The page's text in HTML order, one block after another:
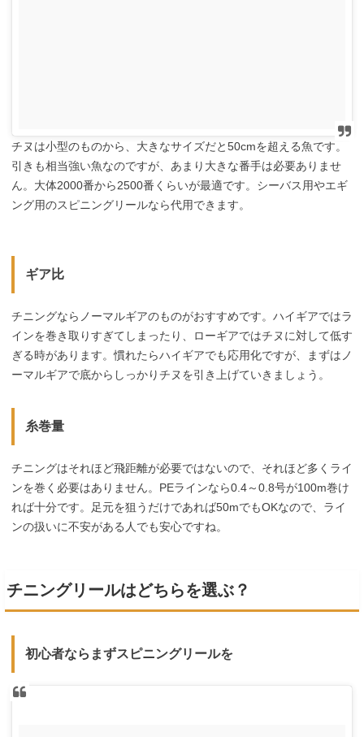
チヌは小型のものから、大きなサイズだと50cmを超える魚です。
引きも相当強い魚なのですが、あまり大きな番手は必要ありませ
ん。大体2000番から2500番くらいが最適です。シーバス用やエギ
ング用のスピニングリールなら代用できます。
ギア比
チニングならノーマルギアのものがおすすめです。ハイギアではラ
インを巻き取りすぎてしまったり、ローギアではチヌに対して低す
ぎる時があります。慣れたらハイギアでも応用化ですが、まずはノ
ーマルギアで底からしっかりチヌを引き上げていきましょう。
糸巻量
チニングはそれほど飛距離が必要ではないので、それほど多くライ
ンを巻く必要はありません。PEラインなら0.4～0.8号が100m巻け
れば十分です。足元を狙うだけであれば50mでもOKなので、ライ
ンの扱いに不安がある人でも安心ですね。
チニングリールはどちらを選ぶ？
初心者ならまずスピニングリールを